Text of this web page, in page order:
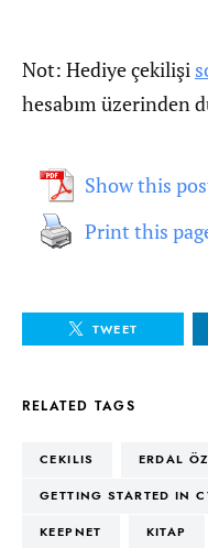
Not: Hediye çekilişi
hesabım üzerinden
Show this
Print this
TWEET
RELATED TAGS
CEKILIS ERDAL
GETTING STARTED IN
KEEPNET KITAP